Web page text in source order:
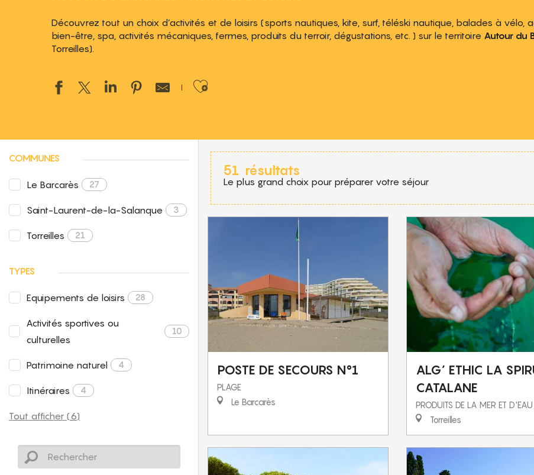
Découvrez tout un choix d’activités et de loisirs (sports nautiques, kite, surf, téléski nautique, balades à vélo,
bien-être, spa, activités mécaniques, fermes, produits du terroir, dégustations, etc. ) sur le territoire Autour du
Torreilles).
Ajouter aux favoris
COMMUNES
Le Barcarès 27
Saint-Laurent-de-la-Salanque 3
Torreilles 21
TYPES
Equipements de loisirs 28
Activités sportives ou
culturelles
10
Patrimoine naturel 4
Itinéraires 4
Tout afficher (6)
51 résultats
Le plus grand choix pour préparer votre séjour
POSTE DE SECOURS N°1
PLAGE
Le Barcarès
ALG’ ETHIC LA
CATALANE
PRODUITS DE LA MER ET
Torreilles